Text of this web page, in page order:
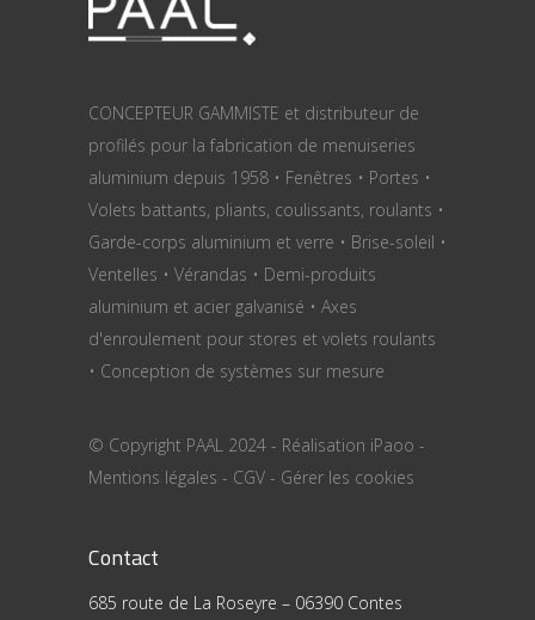
CONCEPTEUR GAMMISTE et distributeur de
profilés pour la fabrication de menuiseries
aluminium depuis 1958 • Fenêtres • Portes •
Volets battants, pliants, coulissants, roulants •
Garde-corps aluminium et verre • Brise-soleil •
Ventelles • Vérandas • Demi-produits
aluminium et acier galvanisé • Axes
d'enroulement pour stores et volets roulants
• Conception de systèmes sur mesure
© Copyright PAAL 2024 - Réalisation iPaoo -
Mentions légales - CGV - Gérer les cookies
Contact
685 route de La Roseyre – 06390 Contes